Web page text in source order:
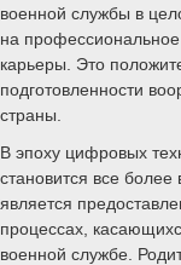
военной службы в
на
карьеры. Это
подготовленности
страны.
В эпоху цифровых
становится все
является
процессах,
военной службе.